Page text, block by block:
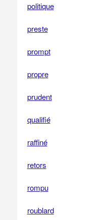
politique
preste
prompt
propre
prudent
qualifié
raffiné
retors
rompu
roublard